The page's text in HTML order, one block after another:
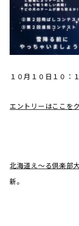
１０月１０日１０：
エントリーはここを
北海道え〜る倶楽部
新。